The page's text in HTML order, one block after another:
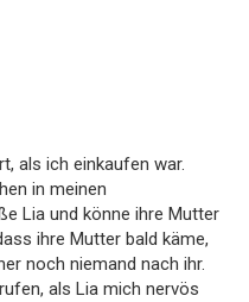
als ich einkaufen war.
in meinen
Lia und könne ihre Mutter
ihre Mutter bald käme,
noch niemand nach ihr.
als Lia mich nervös